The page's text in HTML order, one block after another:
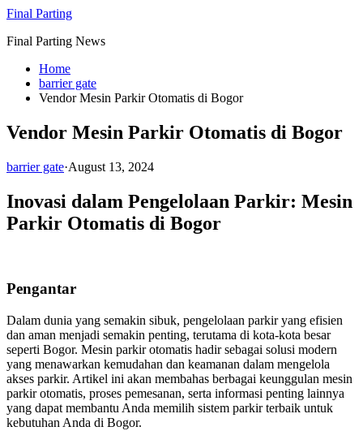
Skip
content
Final Parting
Final Parting News
Home
barrier gate
Vendor Mesin Parkir Otomatis di Bogor
Vendor Mesin Parkir Otomatis di Bogor
barrier gate·August 13, 2024
Inovasi dalam Pengelolaan Parkir: Mesin
Parkir Otomatis di Bogor
Pengantar
Dalam dunia yang semakin sibuk, pengelolaan parkir yang efisien
dan aman menjadi semakin penting, terutama di kota-kota besar
seperti Bogor. Mesin parkir otomatis hadir sebagai solusi modern
yang menawarkan kemudahan dan keamanan dalam mengelola
akses parkir. Artikel ini akan membahas berbagai keunggulan mesin
parkir otomatis, proses pemesanan, serta informasi penting lainnya
yang dapat membantu Anda memilih sistem parkir terbaik untuk
kebutuhan Anda di Bogor.